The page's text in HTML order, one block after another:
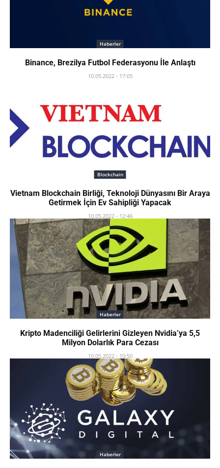
Haberler
Binance, Brezilya Futbol Federasyonu İle Anlaştı
10.05.2022 - 17:05
Blockchain
Vietnam Blockchain Birliği, Teknoloji Dünyasını Bir Araya
Getirmek İçin Ev Sahipliği Yapacak
10.05.2022 - 12:46
Haberler
Kripto Madenciliği Gelirlerini Gizleyen Nvidia’ya 5,5
Milyon Dolarlık Para Cezası
10.05.2022 - 10:50
Haberler